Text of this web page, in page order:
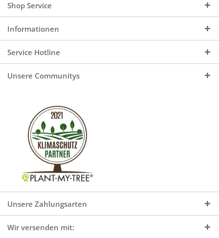
Shop Service
Informationen
Service Hotline
Unsere Communitys
Unsere Zahlungsarten
Wir versenden mit: